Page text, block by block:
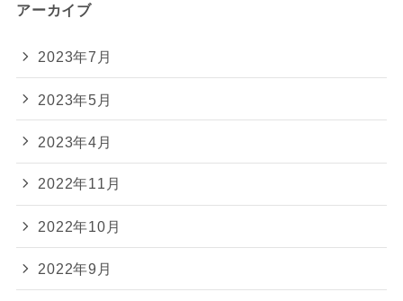
アーカイブ
2023年7月
2023年5月
2023年4月
2022年11月
2022年10月
2022年9月